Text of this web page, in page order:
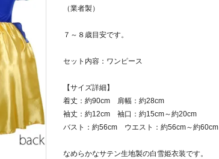
（業者製）
７～８歳目安です。
セット内容：ワンピース
【サイズ詳細】
着丈：約90cm 肩幅：約28cm
袖丈：約12cm 袖口：約15cm～約20cm
バスト：約56cm ウエスト：約56cm～約60cm
なめらかなサテン生地製の白雪姫衣装です。